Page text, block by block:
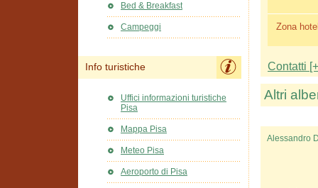
Zona
Contatti
Altri
Alessandro
Bed & Breakfast
Campeggi
Info turistiche
Uffici informazioni turistiche
Pisa
Mappa Pisa
Meteo Pisa
Aeroporto di Pisa